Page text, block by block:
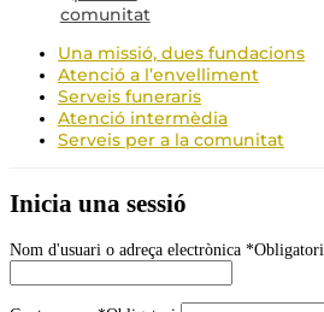
comunitat
Una missió, dues fundacions
Atenció a l’envelliment
Serveis funeraris
Atenció intermèdia
Serveis per a la comunitat
Inicia una sessió
Nom d'usuari o adreça electrònica *Obligatori